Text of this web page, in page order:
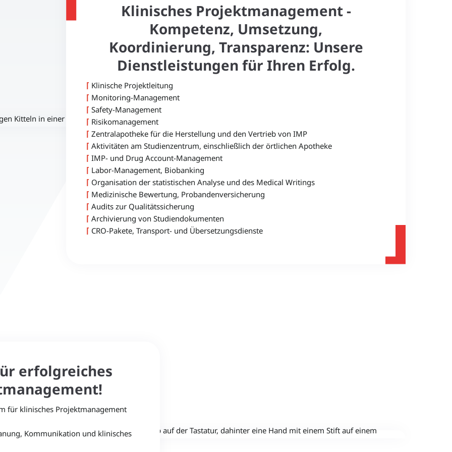
Klinisches Projektmanagement -
Kompetenz, Umsetzung,
Koordinierung, Transparenz: Unsere
Dienstleistungen für Ihren Erfolg.
⌈ Klinische Projektleitung
⌈ Monitoring-Management
⌈ Safety-Management
⌈ Risikomanagement
⌈ Zentralapotheke für die Herstellung und den Vertrieb von IMP
⌈ Aktivitäten am Studienzentrum, einschließlich der örtlichen Apotheke
⌈ IMP- und Drug Account-Management
⌈ Labor-Management, Biobanking
⌈ Organisation der statistischen Analyse und des Medical Writings
⌈ Medizinische Bewertung, Probandenversicherung
⌈ Audits zur Qualitätssicherung
⌈ Archivierung von Studiendokumenten
⌈ CRO-Pakete, Transport- und Übersetzungsdienste
erfolgreiches
für klinisches Projektmanagement
Kommunikation und klinisches
©